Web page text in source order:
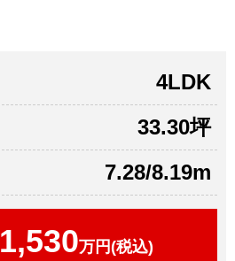
4LDK
33.30坪
7.28/8.19m
1,530万円(税込)